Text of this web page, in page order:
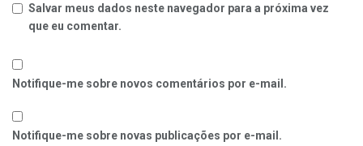
Salvar meus dados neste navegador para a próxima vez
que eu comentar.
Notifique-me sobre novos comentários por e-mail.
Notifique-me sobre novas publicações por e-mail.